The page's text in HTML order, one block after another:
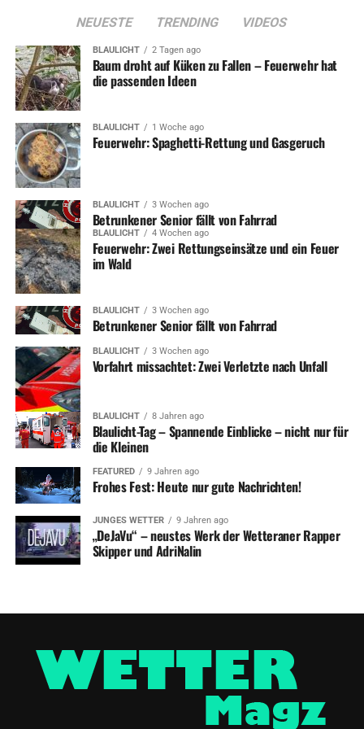
NEUESTE TRENDING VIDEOS
BLAULICHT 2 Tagen ago
Baum droht auf Küken zu Fallen – Feuerwehr hat
die passenden Ideen
BLAULICHT 1 Woche ago
Feuerwehr: Spaghetti-Rettung und Gasgeruch
BLAULICHT 3 Wochen ago
Betrunkener Senior fällt von Fahrrad
BLAULICHT 4 Wochen ago
Feuerwehr: Zwei Rettungseinsätze und ein Feuer
im Wald
BLAULICHT 3 Wochen ago
Betrunkener Senior fällt von Fahrrad
BLAULICHT 3 Wochen ago
Vorfahrt missachtet: Zwei Verletzte nach Unfall
BLAULICHT 8 Jahren ago
Blaulicht-Tag – Spannende Einblicke – nicht nur für
die Kleinen
FEATURED 9 Jahren ago
Frohes Fest: Heute nur gute Nachrichten!
JUNGES WETTER 9 Jahren ago
„DeJaVu“ – neustes Werk der Wetteraner Rapper
Skipper und AdriNalin